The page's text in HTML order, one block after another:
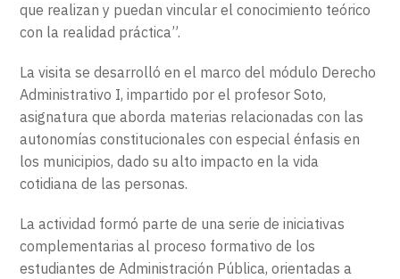
que realizan y puedan vincular el conocimiento teórico
con la realidad práctica”.
La visita se desarrolló en el marco del módulo Derecho
Administrativo I, impartido por el profesor Soto,
asignatura que aborda materias relacionadas con las
autonomías constitucionales con especial énfasis en
los municipios, dado su alto impacto en la vida
cotidiana de las personas.
La actividad formó parte de una serie de iniciativas
complementarias al proceso formativo de los
estudiantes de Administración Pública, orientadas a